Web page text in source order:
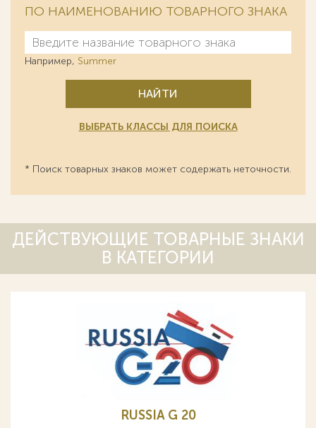
ПО НАИМЕНОВАНИЮ ТОВАРНОГО ЗНАКА
Например, Summer
НАЙТИ
ВЫБРАТЬ КЛАССЫ ДЛЯ ПОИСКА
* Поиск товарных знаков может содержать неточности.
ДЕЙСТВУЮЩИЕ ТОВАРНЫЕ ЗНАКИ
В КАТЕГОРИИ
RUSSIA G 20